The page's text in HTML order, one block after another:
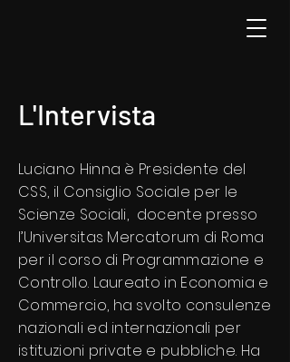
L'Intervista
Luciano Hinna è Presidente del
CSS, il Consiglio Sociale per le
Scienze Sociali, docente presso
l’Universitas Mercatorum di Roma
per il corso di Programmazione e
Controllo. Laureato in Economia e
Commercio, ha svolto consulenze
nazionali ed internazionali per
istituzioni private e pubbliche. Ha